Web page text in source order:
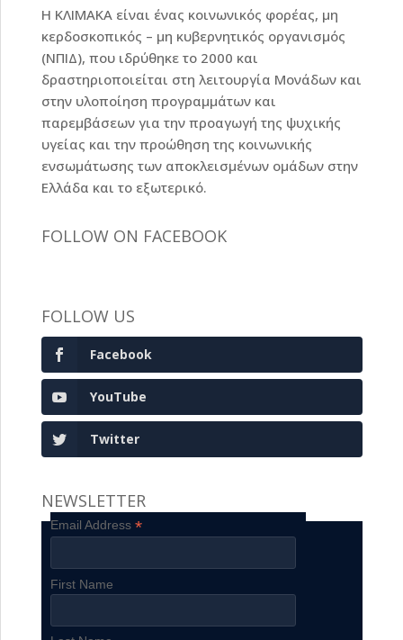
Η ΚΛΙΜΑΚΑ είναι ένας κοινωνικός φορέας, μη
κερδοσκοπικός – μη κυβερνητικός οργανισμός
(ΝΠΙΔ), που ιδρύθηκε το 2000 και
δραστηριοποιείται στη λειτουργία Μονάδων και
στην υλοποίηση προγραμμάτων και
παρεμβάσεων για την προαγωγή της ψυχικής
υγείας και την προώθηση της κοινωνικής
ενσωμάτωσης των αποκλεισμένων ομάδων στην
Ελλάδα και το εξωτερικό.
FOLLOW ON FACEBOOK
FOLLOW US
Facebook
YouTube
Twitter
NEWSLETTER
Email Address*
First Name